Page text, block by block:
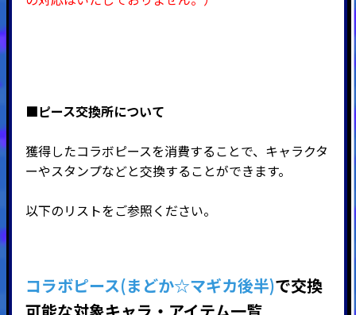
■ピース交換所について
獲得したコラボピースを消費することで、キャラクタ
ーやスタンプなどと交換することができます。
以下のリストをご参照ください。
コラボピース(まどか☆マギカ後半)で交換